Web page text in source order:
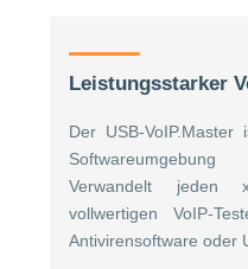
Leistungsstarker
Der USB-
Verwandelt jeden
vollwertigen VoIP-
Antivirensoftware oder